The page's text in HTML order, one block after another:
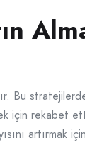
Bu
için rekabet
artırmak